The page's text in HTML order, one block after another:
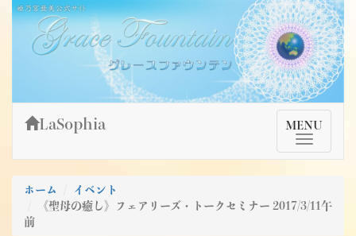
Skip
content
姫乃宮亜美公式サイト～Grace Fountain～
グレースファウンテン
TMenu
MENU
LaSophia
ホーム
イベント
《聖母の癒し》フェアリーズ・トークセミナー 2017/3/11午
前